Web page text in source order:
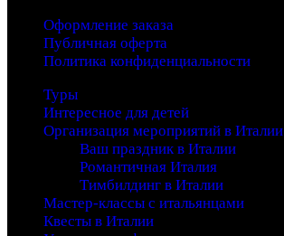
Оформление заказа
Публичная оферта
Политика конфиденциальности
Туры
Интересное для детей
Организация мероприятий в Италии
Ваш праздник в Италии
Романтичная Италия
Тимбилдинг в Италии
Мастер-классы с итальянцами
Квесты в Италии